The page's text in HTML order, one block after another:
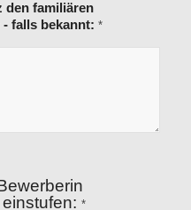
den familiären
falls bekannt: *
*